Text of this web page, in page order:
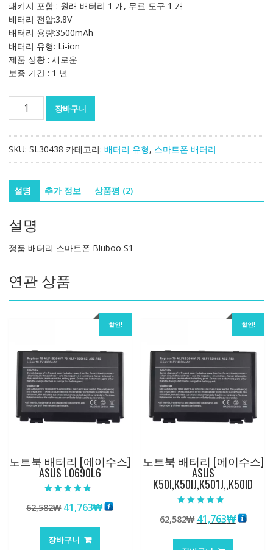
격:
46,843₩
격:
패키지 포함 : 원래 배터리 1 개, 무료 도구 1 개
배터리 전압:3.8V
배터리 용량:3500mAh
배터리 유형: Li-ion
제품 상황 : 새로운
보증 기간 : 1 년
리
마
트
Bluboo
수
장바구니
SKU: SL30438 카테고리: 배터리 유형, 스마트폰 배터리
설명 추가 정보 상품평 (2)
설명
정품 배터리 스마트폰 Bluboo S1
연관 상품
할인!
노트북 배터리 [에이수스]
ASUS L0690L6
4.50
로 평가됨
62,582₩ 원
가
격:
41,763₩현
장바구니
할인!
노트북 배터리 [에이수스]
ASUS
K50I,K50IJ,K501J,,K50ID
5.00
로 평가됨
62,582₩ 원
가
41,763₩현